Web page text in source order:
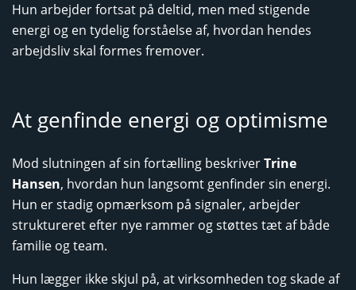
Hun arbejder fortsat på deltid, men med stigende
energi og en tydelig forståelse af, hvordan hendes
arbejdsliv skal formes fremover.
At genfinde energi og optimisme
Mod slutningen af sin fortælling beskriverTrine
Hansen, hvordan hun langsomt genfinder sin energi.
Hun er stadig opmærksom på signaler, arbejder
struktureret efter nye rammer og støttes tæt af både
familie og team.
Hun lægger ikke skjul på, at virksomheden tog skade af